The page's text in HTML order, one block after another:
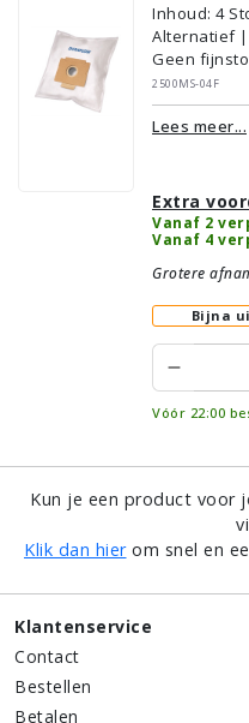
Inhoud: 4
Alternatief
Geen
2500MS-04F
Lees meer...
Extra
Vanaf 2
Vanaf 4
Grotere
Bijna
Vóór 22:00
Kun je een product voor
Klik dan hierom snel en
Klantenservice
Contact
Bestellen
Betalen